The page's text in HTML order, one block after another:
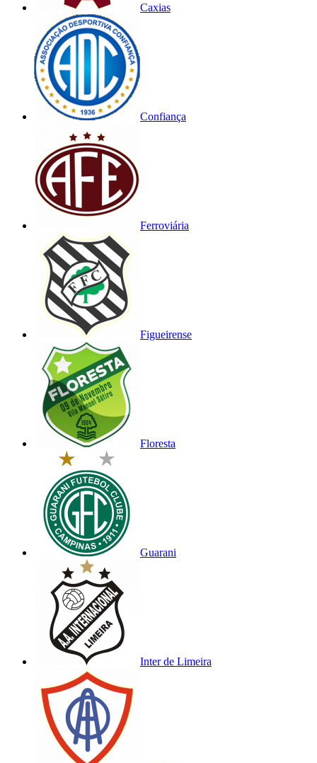
Caxias
Confiança
Ferroviária
Figueirense
Floresta
Guarani
Inter de Limeira